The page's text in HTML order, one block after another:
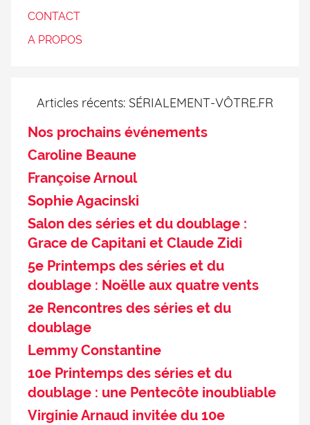
CONTACT
A PROPOS
Articles récents: SÉRIALEMENT-VÔTRE.FR
Nos prochains événements
Caroline Beaune
Françoise Arnoul
Sophie Agacinski
Salon des séries et du doublage :
Grace de Capitani et Claude Zidi
5e Printemps des séries et du
doublage : Noëlle aux quatre vents
2e Rencontres des séries et du
doublage
Lemmy Constantine
10e Printemps des séries et du
doublage : une Pentecôte inoubliable
Virginie Arnaud invitée du 10e